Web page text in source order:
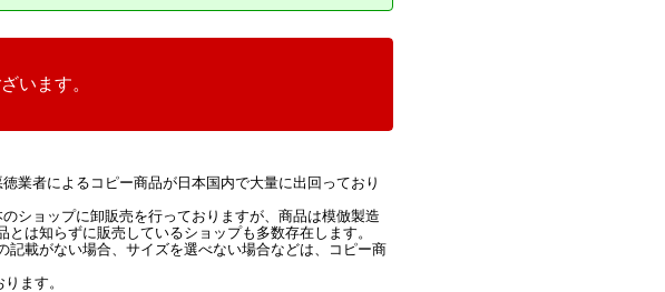
います。
業者によるコピー商品が日本国内で大量に出回っており
ショップに卸販売を行っておりますが、商品は模倣製造
は知らずに販売しているショップも多数存在します。
載がない場合、サイズを選べない場合などは、コピー商
ます。